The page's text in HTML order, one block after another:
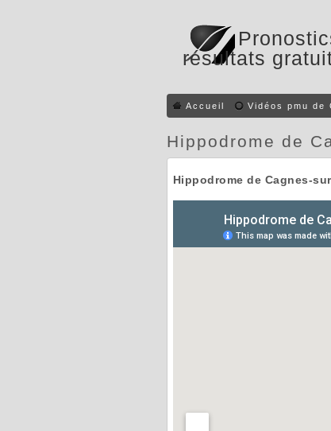
résultats
Accueil Vidéos pmu de
Hippodrome de
Hippodrome de Cagnes-